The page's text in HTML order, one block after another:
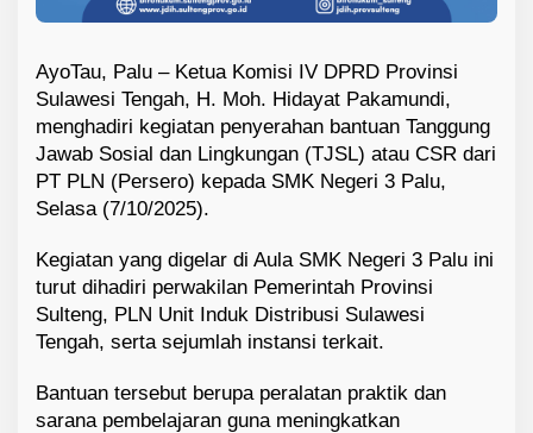
AyoTau, Palu – Ketua Komisi IV DPRD Provinsi
Sulawesi Tengah, H. Moh. Hidayat Pakamundi,
menghadiri kegiatan penyerahan bantuan Tanggung
Jawab Sosial dan Lingkungan (TJSL) atau CSR dari
PT PLN (Persero) kepada SMK Negeri 3 Palu,
Selasa (7/10/2025).
Kegiatan yang digelar di Aula SMK Negeri 3 Palu ini
turut dihadiri perwakilan Pemerintah Provinsi
Sulteng, PLN Unit Induk Distribusi Sulawesi
Tengah, serta sejumlah instansi terkait.
Bantuan tersebut berupa peralatan praktik dan
sarana pembelajaran guna meningkatkan